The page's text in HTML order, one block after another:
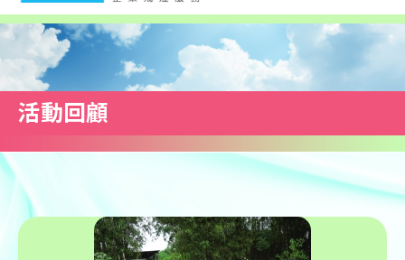
活動回顧